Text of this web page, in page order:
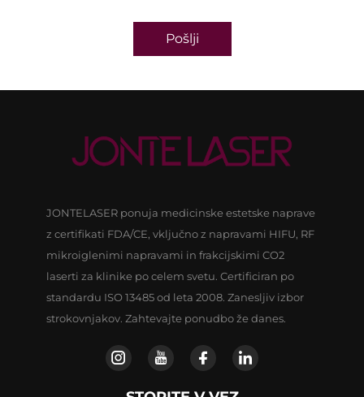
Pošlji
JONTELASER ponuja medicinske estetske naprave
z certifikati FDA/CE, vključno z napravami HIFU, RF
mikroiglenimi napravami in frakcijskimi CO2
laserti za klinike po celem svetu. Certificiran po
standardu ISO 13485 od leta 2008. Zanesljiv izbor
strokovnjakov. Zahtevajte ponudbo že danes.